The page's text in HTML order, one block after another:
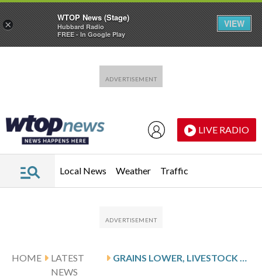
LIVE RADIO
Local News Weather Traffic
HOME
LATEST
NEWS
GRAINS LOWER, LIVESTOCK HIGHER
×
WTOP News (Stage)
Hubbard Radio
FREE - In Google Play
VIEW